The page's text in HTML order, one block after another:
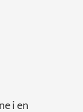
i en